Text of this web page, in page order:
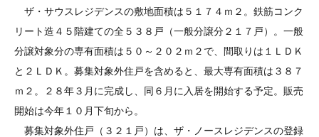
ザ・サウスレジデンスの敷地面積は５１７４ｍ２。鉄筋コンク
リート造４５階建ての全５３８戸（一般分譲分２１７戸）。一般
分譲対象分の専有面積は５０～２０２ｍ２で、間取りは１ＬＤＫ
と２ＬＤＫ。募集対象外住戸を含めると、最大専有面積は３８７
ｍ２。２８年３月に完成し、同６月に入居を開始する予定。販売
開始は今年１０月下旬から。
募集対象外住戸（３２１戸）は、ザ・ノースレジデンスの登録